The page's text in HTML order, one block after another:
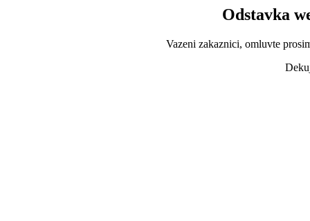
Odstavka
Vazeni zakaznici, omluvte